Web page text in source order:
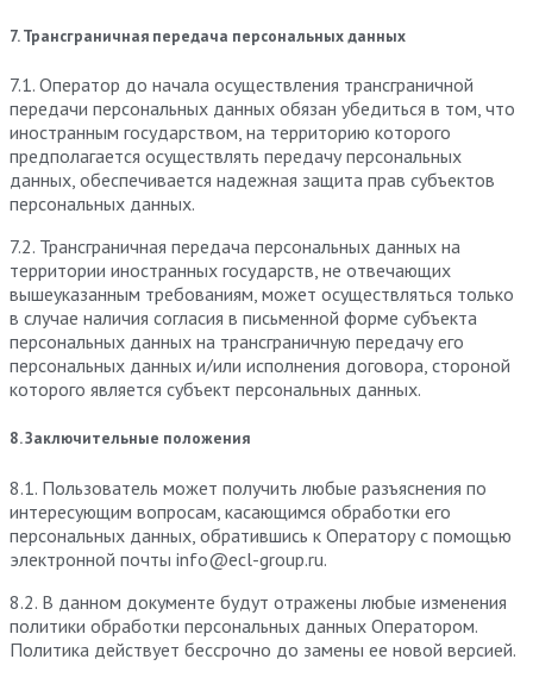
7. Трансграничная передача персональных данных
7.1. Оператор до начала осуществления трансграничной
передачи персональных данных обязан убедиться в том, что
иностранным государством, на территорию которого
предполагается осуществлять передачу персональных
данных, обеспечивается надежная защита прав субъектов
персональных данных.
7.2. Трансграничная передача персональных данных на
территории иностранных государств, не отвечающих
вышеуказанным требованиям, может осуществляться только
в случае наличия согласия в письменной форме субъекта
персональных данных на трансграничную передачу его
персональных данных и/или исполнения договора, стороной
которого является субъект персональных данных.
8. Заключительные положения
8.1. Пользователь может получить любые разъяснения по
интересующим вопросам, касающимся обработки его
персональных данных, обратившись к Оператору с помощью
электронной почты info@ecl-group.ru.
8.2. В данном документе будут отражены любые изменения
политики обработки персональных данных Оператором.
Политика действует бессрочно до замены ее новой версией.